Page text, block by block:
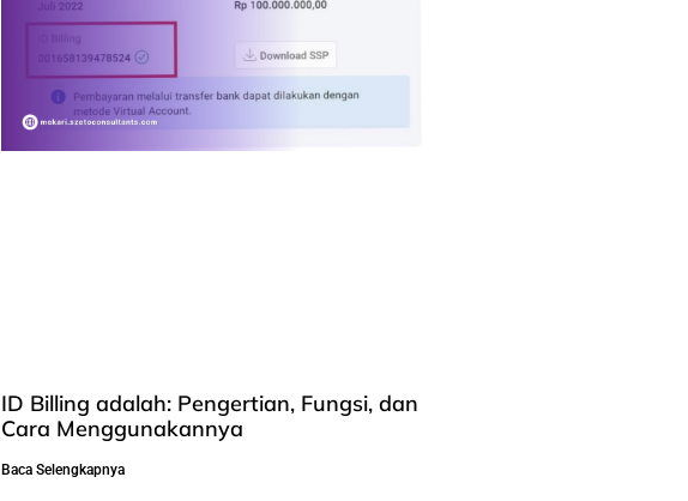
ID Billing adalah: Pengertian, Fungsi, dan
Cara Menggunakannya
Baca Selengkapnya